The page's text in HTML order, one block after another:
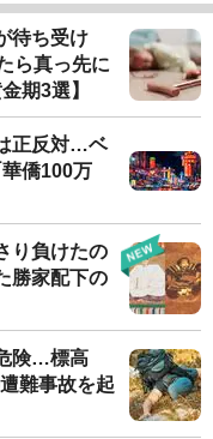
待ち受け
ら真っ先に
期3選】
正反対…ベ
僑100万
り負けたの
勝家配下の
険…標高
難事故を起